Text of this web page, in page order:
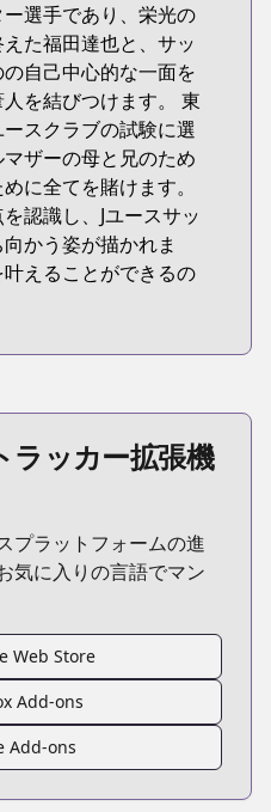
選手であり、栄光の
た福田達也と、サッ
自己中心的な一面を
を結びつけます。 東
スクラブの試験に選
ザーの母と兄のため
に全てを賭けます。
認識し、Jユースサッ
かう姿が描かれま
えることができるの
ラッカー拡張機
プラットフォームの進
気に入りの言語でマン
Web Store
Add-ons
Add-ons